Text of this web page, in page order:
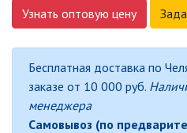
Узнать оптовую цену
Бесплатная доставка по
заказе от 10 000 руб.
менеджера
Самовывоз (по